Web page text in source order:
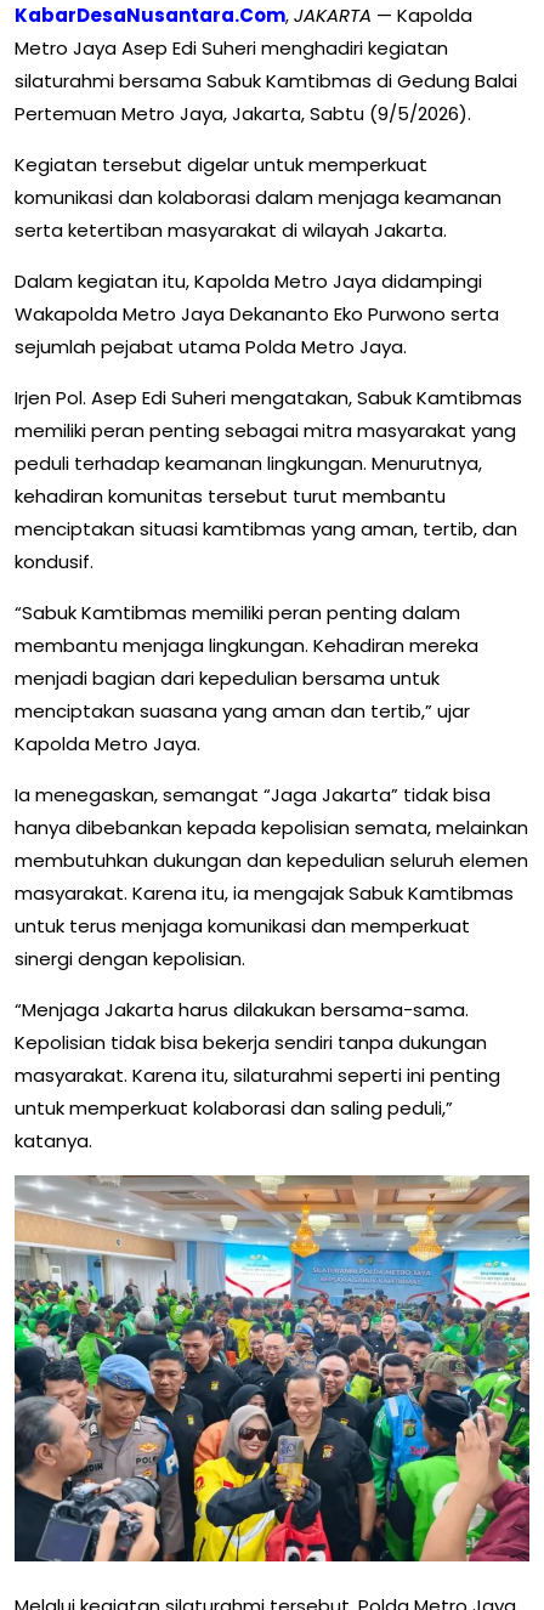
KabarDesaNusantara.Com,JAKARTA — Kapolda
Metro Jaya Asep Edi Suheri menghadiri kegiatan
silaturahmi bersama Sabuk Kamtibmas di Gedung Balai
Pertemuan Metro Jaya, Jakarta, Sabtu (9/5/2026).
Kegiatan tersebut digelar untuk memperkuat
komunikasi dan kolaborasi dalam menjaga keamanan
serta ketertiban masyarakat di wilayah Jakarta.
Dalam kegiatan itu, Kapolda Metro Jaya didampingi
Wakapolda Metro Jaya Dekananto Eko Purwono serta
sejumlah pejabat utama Polda Metro Jaya.
Irjen Pol. Asep Edi Suheri mengatakan, Sabuk Kamtibmas
memiliki peran penting sebagai mitra masyarakat yang
peduli terhadap keamanan lingkungan. Menurutnya,
kehadiran komunitas tersebut turut membantu
menciptakan situasi kamtibmas yang aman, tertib, dan
kondusif.
“Sabuk Kamtibmas memiliki peran penting dalam
membantu menjaga lingkungan. Kehadiran mereka
menjadi bagian dari kepedulian bersama untuk
menciptakan suasana yang aman dan tertib,” ujar
Kapolda Metro Jaya.
Ia menegaskan, semangat “Jaga Jakarta” tidak bisa
hanya dibebankan kepada kepolisian semata, melainkan
membutuhkan dukungan dan kepedulian seluruh elemen
masyarakat. Karena itu, ia mengajak Sabuk Kamtibmas
untuk terus menjaga komunikasi dan memperkuat
sinergi dengan kepolisian.
“Menjaga Jakarta harus dilakukan bersama-sama.
Kepolisian tidak bisa bekerja sendiri tanpa dukungan
masyarakat. Karena itu, silaturahmi seperti ini penting
untuk memperkuat kolaborasi dan saling peduli,”
katanya.